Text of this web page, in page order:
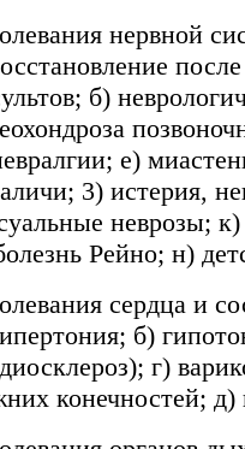
нервной
б)
е)
3) истерия,
неврозы;
Рейно; н)
сердца и
б)
г)
конечностей; д)